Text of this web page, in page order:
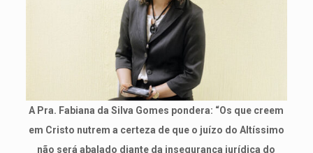
A Pra. Fabiana da Silva Gomes pondera: “Os que creem
em Cristo nutrem a certeza de que o juízo do Altíssimo
não será abalado diante da insegurança jurídica do